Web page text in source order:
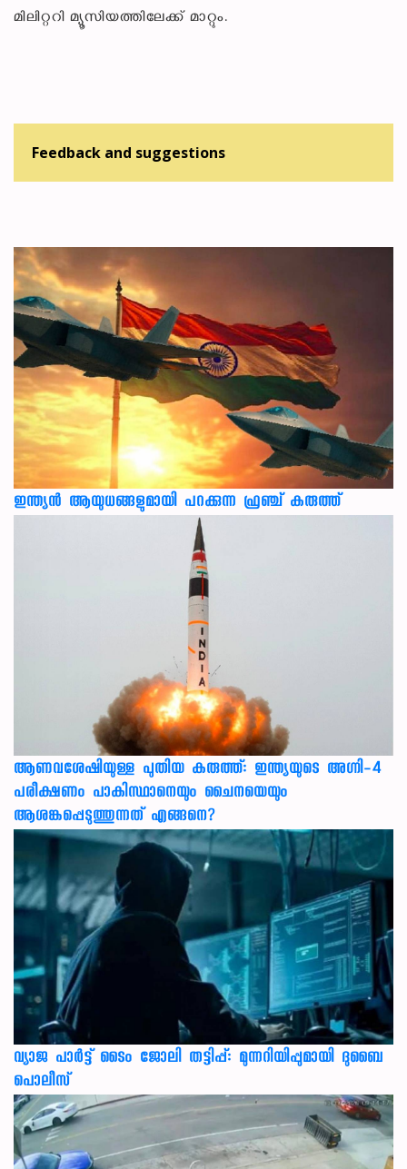
മിലിറ്ററി മ്യൂസിയത്തിലേക്ക് മാറ്റും.
Feedback and suggestions
ഇന്ത്യൻ ആയുധങ്ങളുമായി പറക്കുന്ന ഫ്രഞ്ച് കരുത്ത്
ആണവശേഷിയുള്ള പുതിയ കരുത്ത്: ഇന്ത്യയുടെ അഗ്നി-4
പരീക്ഷണം പാകിസ്ഥാനെയും ചൈനയെയും
ആശങ്കപ്പെടുത്തുന്നത് എങ്ങനെ?
വ്യാജ പാർട്ട് ടൈം ജോലി തട്ടിപ്പ്: മുന്നറിയിപ്പുമായി ദുബൈ
പൊലീസ്